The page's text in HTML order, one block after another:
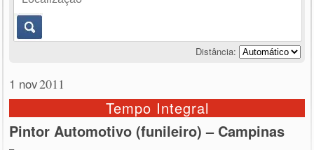
Distância:
1 nov2011
Tempo Integral
Pintor Automotivo (funileiro) – Campinas